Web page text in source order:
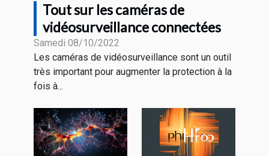
Tout sur les caméras de
vidéosurveillance connectées
Samedi 08/10/2022
Les caméras de vidéosurveillance sont un outil
très important pour augmenter la protection à la
fois à...